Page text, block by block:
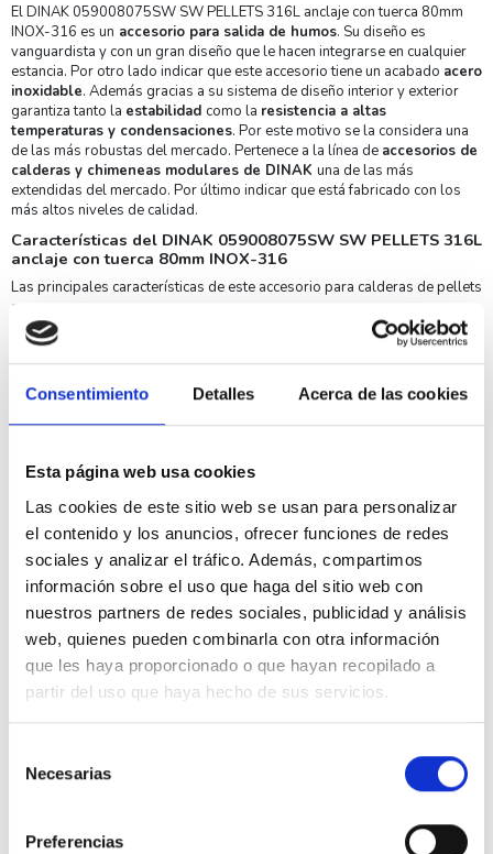
Consentimiento Detalles Acerca de las cookies
Esta página web usa cookies
Las cookies de este sitio web se usan para personalizar
el contenido y los anuncios, ofrecer funciones de redes
sociales y analizar el tráfico. Además, compartimos
información sobre el uso que haga del sitio web con
nuestros partners de redes sociales, publicidad y análisis
web, quienes pueden combinarla con otra información
que les haya proporcionado o que hayan recopilado a
partir del uso que haya hecho de sus servicios.
Necesarias
Preferencias
El DINAK 059008075SW SW PELLETS 316L anclaje con tuerca 80mm
INOX-316 es un accesorio para salida de humos. Su diseño es
vanguardista y con un gran diseño que le hacen integrarse en cualquier
estancia. Por otro lado indicar que este accesorio tiene un acabado acero
inoxidable. Además gracias a su sistema de diseño interior y exterior
garantiza tanto la estabilidad como la resistencia a altas
temperaturas y condensaciones. Por este motivo se la considera una
de las más robustas del mercado. Pertenece a la línea de accesorios de
calderas y chimeneas modulares de DINAK una de las más
extendidas del mercado. Por último indicar que está fabricado con los
más altos niveles de calidad.
Características del DINAK 059008075SW SW PELLETS 316L
anclaje con tuerca 80mm INOX-316
Las principales características de este accesorio para calderas de pellets
son:
Acabado acero inoxidable
su mantenimiento es realmente muy sencillo.
gracias a su diseño tiene una gran durabilidad y fiabilidad
Especificaciones técnicas DINAK 059008075SW SW
Material
Garantía 2 años
Esquema montaje DINAK 059008075SW SW PELLETS 316L
anclaje con tuerca 80mm INOX-316